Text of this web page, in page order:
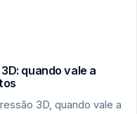
quando vale a
3D, quando vale a